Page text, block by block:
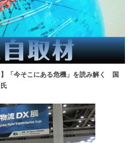
】「今そこにある危機」を読み解く 国